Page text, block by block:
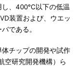
し、400℃以下の低温
装置および、ウエッ
である。
チップの開発や試作
空研究開発機構）ら